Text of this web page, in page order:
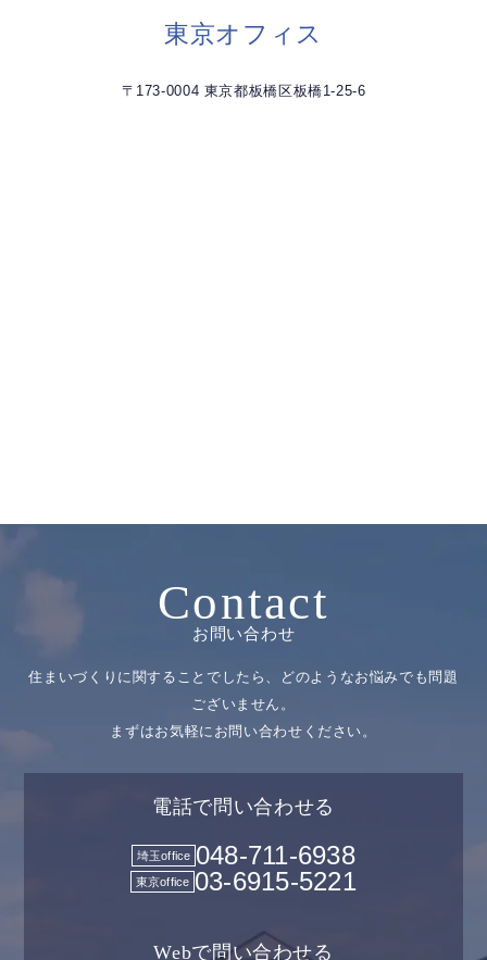
東京オフィス
〒173-0004 東京都板橋区板橋1-25-6
Contact
お問い合わせ
住まいづくりに関することでしたら、どのようなお悩みでも問題
ございません。
まずはお気軽にお問い合わせください。
電話で問い合わせる
埼玉office 048-711-6938
東京office 03-6915-5221
Webで問い合わせる